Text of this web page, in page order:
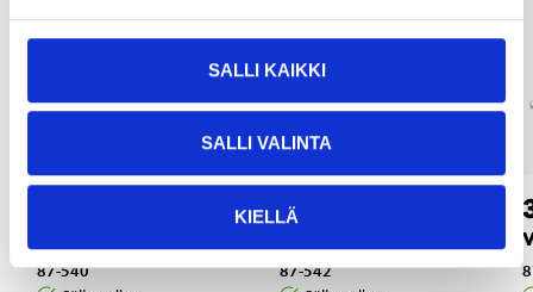
SALLI KAIKKI
SALLI VALINTA
KIELLÄ
87-540
2
87-542